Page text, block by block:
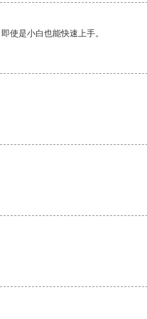
使是小白也能快速上手。